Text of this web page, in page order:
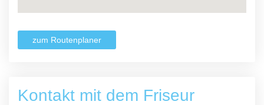
zum Routenplaner
Kontakt mit dem Friseur